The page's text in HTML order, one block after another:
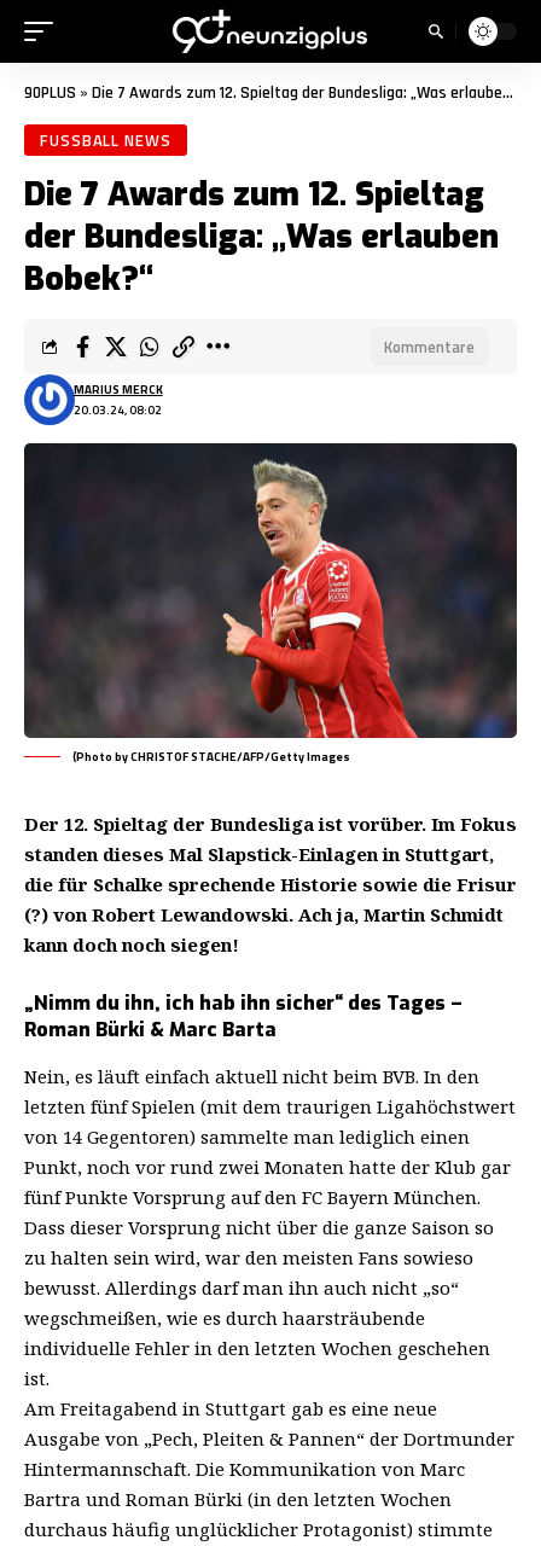
90PLUS » Die 7 Awards zum 12. Spieltag der Bundesliga: „Was erlauben Bobek?“
FUSSBALL NEWS
Die 7 Awards zum 12. Spieltag
der Bundesliga: „Was erlauben
Bobek?“
20.03.24, 08:02
MARIUS MERCK
Kommentare
(Photo by CHRISTOF STACHE/AFP/Getty Images
Der 12. Spieltag der Bundesliga ist vorüber. Im Fokus
standen dieses Mal Slapstick-Einlagen in Stuttgart,
die für Schalke sprechende Historie sowie die Frisur
(?) von Robert Lewandowski. Ach ja, Martin Schmidt
kann doch noch siegen!
„Nimm du ihn, ich hab ihn sicher“ des Tages –
Roman Bürki & Marc Barta
Nein, es läuft einfach aktuell nicht beim BVB. In den
letzten fünf Spielen (mit dem traurigen Ligahöchstwert
von 14 Gegentoren) sammelte man lediglich einen
Punkt, noch vor rund zwei Monaten hatte der Klub gar
fünf Punkte Vorsprung auf den FC Bayern München.
Dass dieser Vorsprung nicht über die ganze Saison so
zu halten sein wird, war den meisten Fans sowieso
bewusst. Allerdings darf man ihn auch nicht „so“
wegschmeißen, wie es durch haarsträubende
individuelle Fehler in den letzten Wochen geschehen
ist.
Am Freitagabend in Stuttgart gab es eine neue
Ausgabe von „Pech, Pleiten & Pannen“ der Dortmunder
Hintermannschaft. Die Kommunikation von Marc
Bartra und Roman Bürki (in den letzten Wochen
durchaus häufig unglücklicher Protagonist) stimmte